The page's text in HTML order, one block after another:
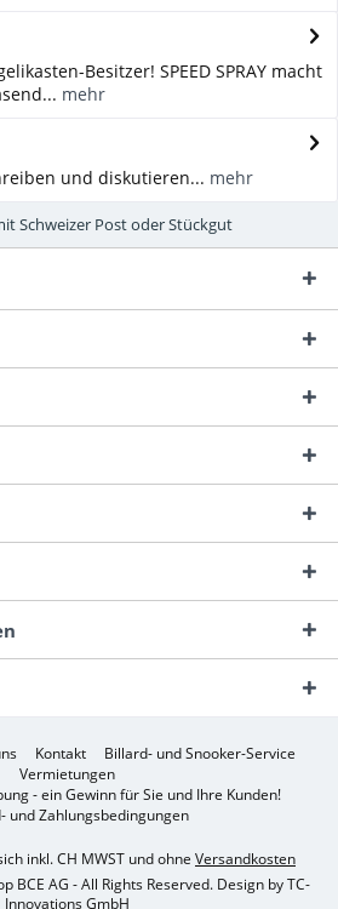
Besitzer! SPEED SPRAY macht
mehr
und diskutieren... mehr
Schweizer Post oder Stückgut
Kontakt
Billard- und Snooker-Service
Vermietungen
- ein Gewinn für Sie und Ihre Kunden!
und Zahlungsbedingungen
inkl. CH MWST und ohne Versandkosten
BCE AG - All Rights Reserved. Design byTC-
Innovations GmbH